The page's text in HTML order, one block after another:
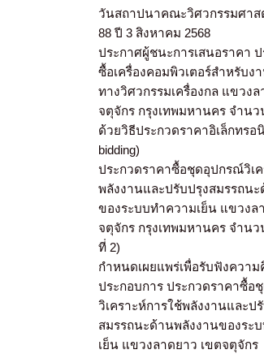
วันสถาปนาคณะวิศวกรรมศาส
88 ปี 3 สิงหาคม 2568
ประกาศผู้ชนะการเสนอราคา
ซื้อเครื่องคอมพิวเตอร์สำหรับง
ทางวิศวกรรมเครื่องกล แขวงล
จตุจักร กรุงเทพมหานคร จำนว
ด้วยวิธีประกวดราคาอิเล็กทรอ
bidding)
ประกวดราคาซื้อชุดอุปกรณ์วิเ
พลังงานและปรับปรุงสมรรถน
ของระบบทำความเย็น แขวงล
จตุจักร กรุงเทพมหานคร จำนว
ที่ 2)
กำหนดเผยแพร่เพื่อรับฟังความ
ประกอบการ ประกวดราคาซื้อ
วิเคราะห์การใช้พลังงานและป
สมรรถนะด้านพลังงานของระ
เย็น แขวงลาดยาว เขตจตุจักร